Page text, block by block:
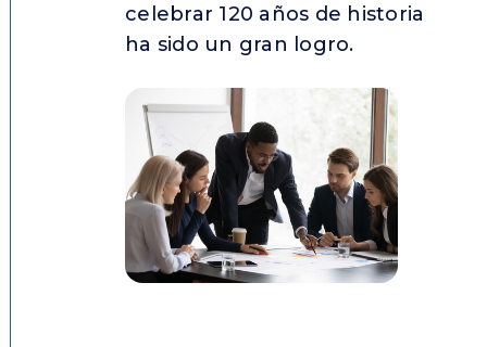
celebrar 120 años de historia
ha sido un gran logro.